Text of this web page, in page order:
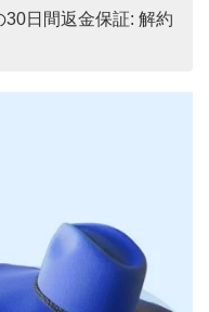
日間返金保証: 解約